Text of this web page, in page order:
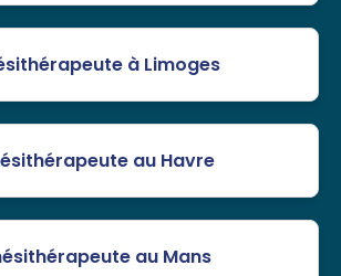
à Limoges
au Havre
au Mans